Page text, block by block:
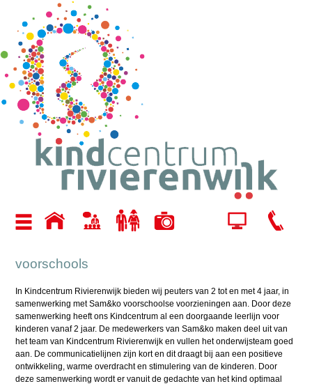
voorschools
In Kindcentrum Rivierenwijk bieden wij peuters van 2 tot en met 4 jaar, in
samenwerking met Sam&ko voorschoolse voorzieningen aan. Door deze
samenwerking heeft ons Kindcentrum al een doorgaande leerlijn voor
kinderen vanaf 2 jaar. De medewerkers van Sam&ko maken deel uit van
het team van Kindcentrum Rivierenwijk en vullen het onderwijsteam goed
aan. De communicatielijnen zijn kort en dit draagt bij aan een positieve
ontwikkeling, warme overdracht en stimulering van de kinderen. Door
deze samenwerking wordt er vanuit de gedachte van het kind optimaal